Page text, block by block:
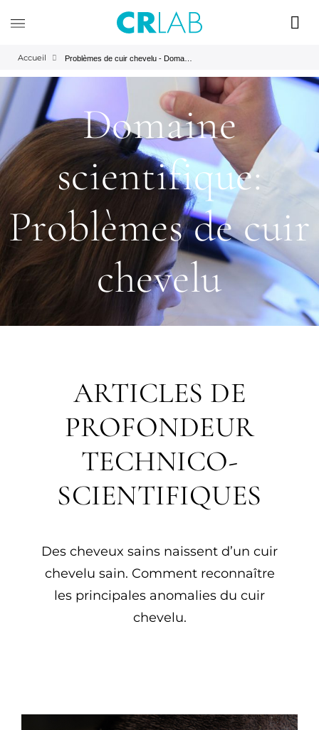
Accueil
Domaine
scientifique:
Problèmes de cuir
chevelu
ARTICLES DE
PROFONDEUR
TECHNICO-
SCIENTIFIQUES
Des cheveux sains naissent d’un cuir
chevelu sain. Comment reconnaître
les principales anomalies du cuir
chevelu.